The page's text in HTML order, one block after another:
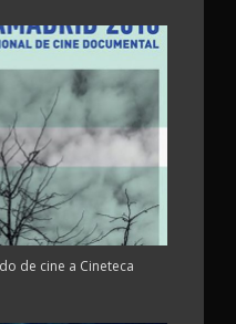
de cine a Cineteca